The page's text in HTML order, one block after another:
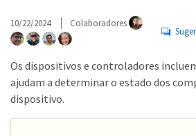
10/22/2024 Colaboradores
Os dispositivos e controladores
ajudam a determinar o estado dos
dispositivo.